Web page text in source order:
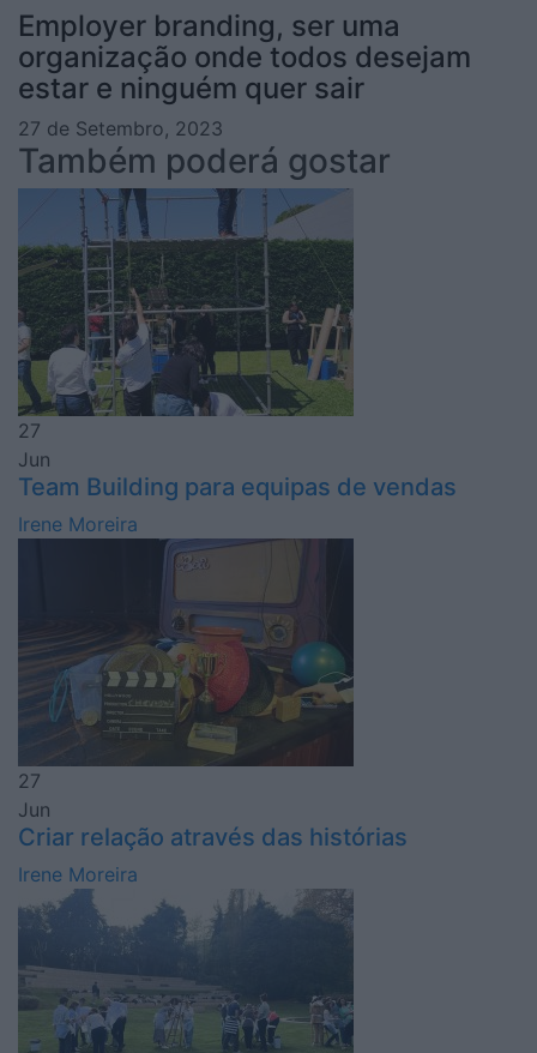
Employer branding, ser uma
organização onde todos desejam
estar e ninguém quer sair
27 de Setembro, 2023
Também poderá gostar
27
Jun
Team Building para equipas de vendas
Irene Moreira
27
Jun
Criar relação através das histórias
Irene Moreira